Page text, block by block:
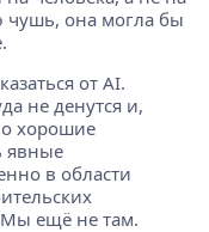
чушь, она могла бы
от AI.
не денутся и,
хорошие
явные
в области
Мы ещё не там.